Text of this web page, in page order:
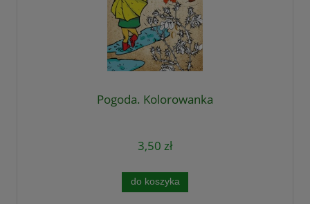
Pogoda. Kolorowanka
3,50 zł
do koszyka